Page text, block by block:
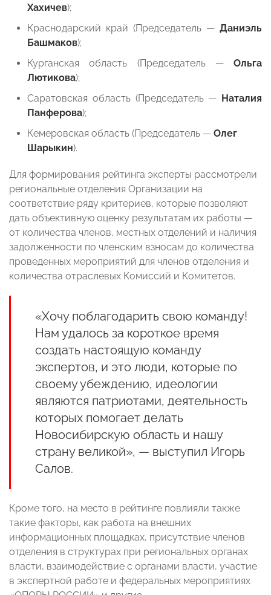
Хахичев);
Краснодарский край (Председатель — Даниэль
Башмаков);
Курганская область (Председатель — Ольга
Лютикова);
Саратовская область (Председатель — Наталия
Панферова);
Кемеровская область (Председатель — Олег
Шарыкин).
Для формирования рейтинга эксперты рассмотрели
региональные отделения Организации на
соответствие ряду критериев, которые позволяют
дать объективную оценку результатам их работы —
от количества членов, местных отделений и наличия
задолженности по членским взносам до количества
проведенных мероприятий для членов отделения и
количества отраслевых Комиссий и Комитетов.
«Хочу поблагодарить свою команду!
Нам удалось за короткое время
создать настоящую команду
экспертов, и это люди, которые по
своему убеждению, идеологии
являются патриотами, деятельность
которых помогает делать
Новосибирскую область и нашу
страну великой», — выступил Игорь
Салов.
Кроме того, на место в рейтинге повлияли также
такие факторы, как работа на внешних
информационных площадках, присутствие членов
отделения в структурах при региональных органах
власти, взаимодействие с органами власти, участие
в экспертной работе и федеральных мероприятиях